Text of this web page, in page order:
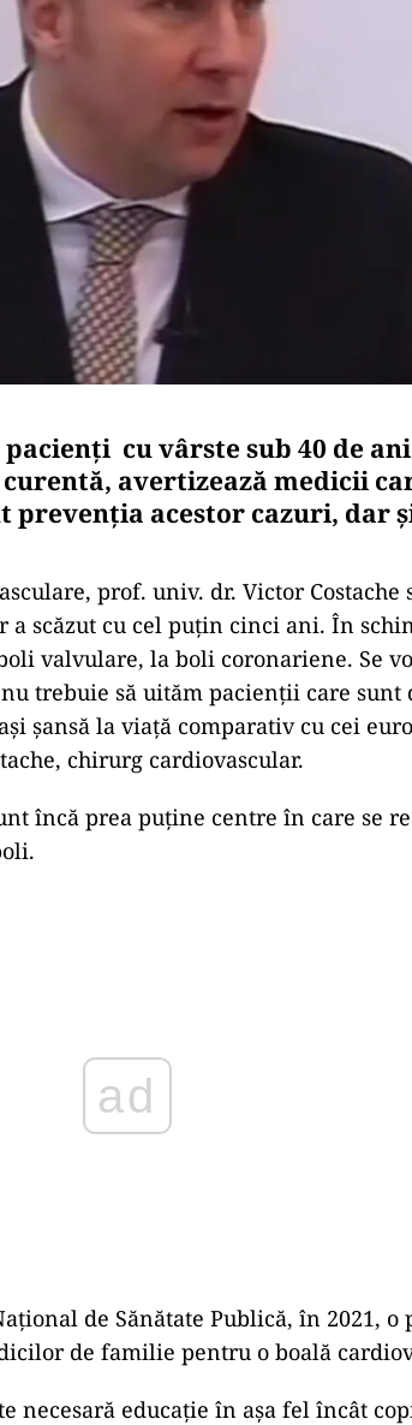
cu vârste sub 40 de ani
avertizează medicii
prevenția acestor cazuri, dar
prof. univ. dr. Victor Costache
scăzut cu cel puțin cinci ani. În
valvulare, la boli coronariene. Se
trebuie să uităm pacienții care sunt
șansă la viață comparativ cu cei
chirurg cardiovascular.
încă prea puține centre în care se
de Sănătate Publică, în 2021, o
de familie pentru o boală
necesară educație în așa fel încât